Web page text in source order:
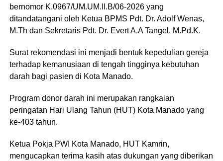
bernomor K.0967/UM.UM.II.B/06-2026 yang
ditandatangani oleh Ketua BPMS Pdt. Dr. Adolf Wenas,
M.Th dan Sekretaris Pdt. Dr. Evert A.A Tangel, M.Pd.K.
Surat rekomendasi ini menjadi bentuk kepedulian gereja
terhadap kemanusiaan di tengah tingginya kebutuhan
darah bagi pasien di Kota Manado.
Program donor darah ini merupakan rangkaian
peringatan Hari Ulang Tahun (HUT) Kota Manado yang
ke-403 tahun.
Ketua Pokja PWI Kota Manado, HUT Kamrin,
mengucapkan terima kasih atas dukungan yang diberikan